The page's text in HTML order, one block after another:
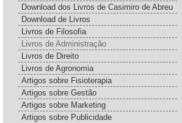
Download dos Livros de Casimiro de Abreu
Download de Livros
Livros de Filosofia
Livros de Administração
Livros de Direito
Livros de Agronomia
Artigos sobre Fisioterapia
Artigos sobre Gestão
Artigos sobre Marketing
Artigos sobre Publicidade